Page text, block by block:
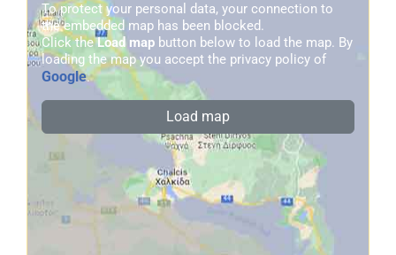
To protect your personal data, your connection to
the embedded map has been blocked.
Click theLoad map button below to load the map. By
loading the map you accept the privacy policy of
Google.
Load map